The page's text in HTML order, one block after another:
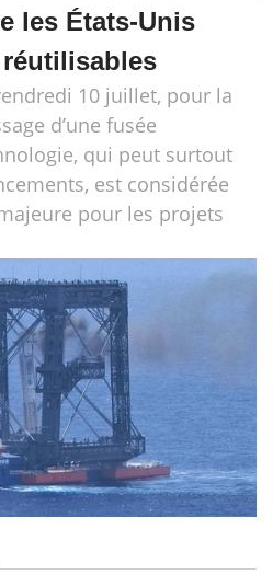
les États-Unis
10 juillet, pour la
d’une fusée
qui peut surtout
est considérée
pour les projets